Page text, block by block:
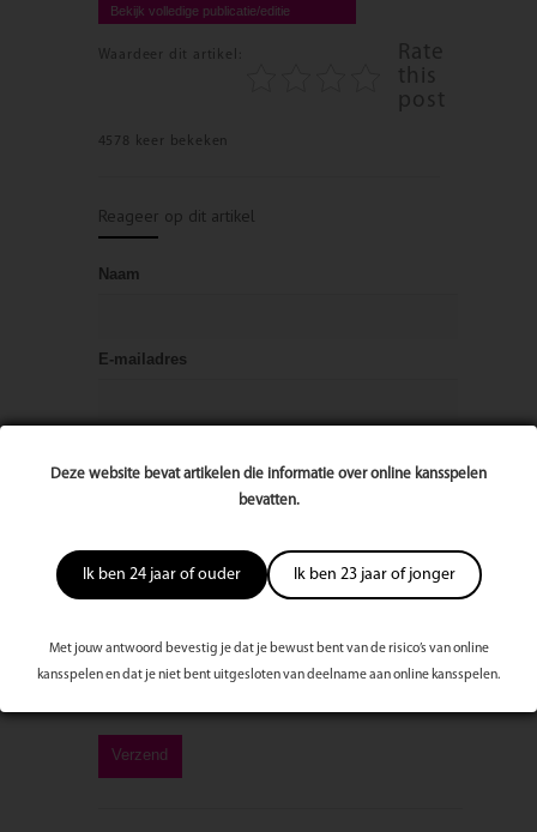
Deze website bevat artikelen die informatie over online kansspelen
bevatten.
Ik ben 24 jaar of ouder Ik ben 23 jaar of jonger
Met jouw antwoord bevestig je dat je bewust bent van de risico’s van online
kansspelen en dat je niet bent uitgesloten van deelname aan online kansspelen.
Bekijk volledige publicatie/editie
Waardeer dit artikel:
Rate
this
post
4578 keer bekeken
Reageer op dit artikel
Naam
E-mailadres